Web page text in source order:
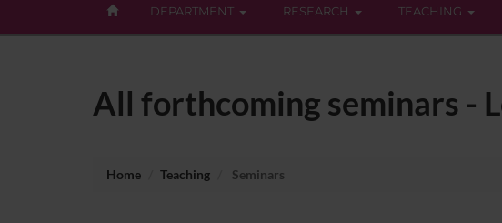
DEPARTMENT RESEARCH TEACHING
All forthcoming seminars -
Home Teaching Seminars